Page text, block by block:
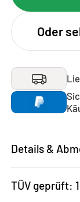
Oder
Details &
TÜV geprüft: